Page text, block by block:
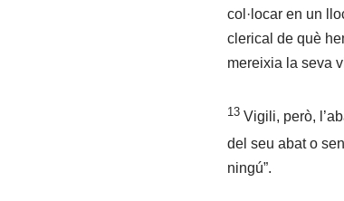
col·locar en un
clerical de què
mereixia la seva
13Vigili, però,
del seu abat o
ningú”.